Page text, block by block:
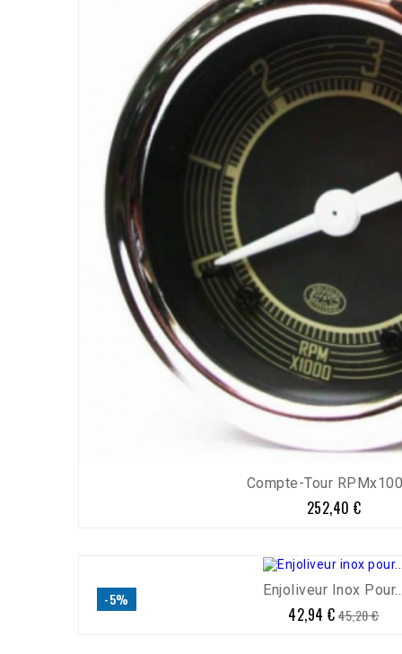
Compte-Tour
Prix
252,40 €
-5% Enjoliveur Inox
Prix
42,94 € Prix
de
45,20 €